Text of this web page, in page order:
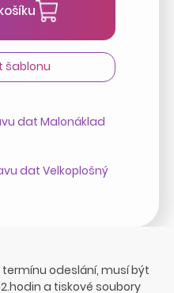
šablonu
dat Malonáklad
dat Velkoplošný
odeslání, musí být
a tiskové soubory